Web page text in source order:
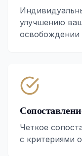
улучшению
освобождении
Четкое
с критериями